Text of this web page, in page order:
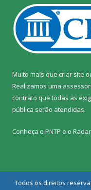
Muito mais que criar site
Realizamos uma
contrato que todas as
pública serão atendidas.
Conheça o PNTP e o
Todos os direitos